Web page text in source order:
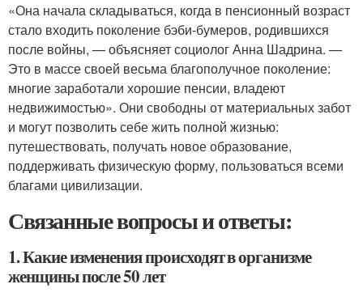
«Она начала складываться, когда в пенсионный возраст
стало входить поколение бэби-бумеров, родившихся
после войны, — объясняет социолог Анна Шадрина. —
Это в массе своей весьма благополучное поколение:
многие заработали хорошие пенсии, владеют
недвижимостью». Они свободны от материальных забот
и могут позволить себе жить полной жизнью:
путешествовать, получать новое образование,
поддерживать физическую форму, пользоваться всеми
благами цивилизации.
Связанные вопросы и ответы:
1. Какие изменения происходят в организме
женщины после 50 лет